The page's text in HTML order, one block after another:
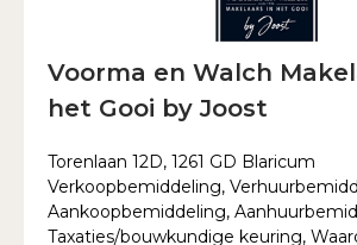
Voorma en Walch
het Gooi by Joost
Torenlaan 12D, 1261 GD Blaricum
Verkoopbemiddeling,
Aankoopbemiddeling,
Taxaties/bouwkundige keuring,